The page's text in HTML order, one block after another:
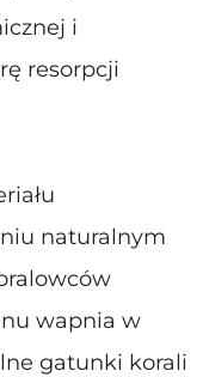
i
resorpcji
naturalnym
wapnia w
gatunki korali